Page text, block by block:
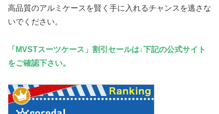
高品質のアルミケースを賢く手に入れるチャンスを逃さな
いでください。
「MVSTスーツケース」割引セールは↓下記の公式サイト
をご確認下さい。